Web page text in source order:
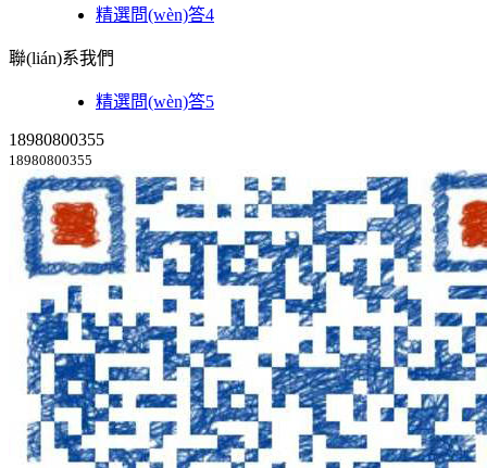
精選問(wèn)答4
聯(lián)系我們
精選問(wèn)答5
18980800355
18980800355